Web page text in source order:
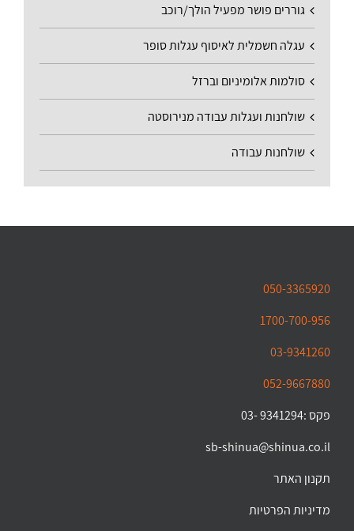
גוררים פושר מפעיל הולך/רוכב
עגלה חשמלית לאיסוף עגלות סופר
סולמות אלומיניום וברזל
שולחנות ועגלות עבודה מנירוסטה
שולחנות עבודה
050-3365920
1700-700-956
03-9341260
052-9667880
פקס :9341294 -03
sb-shinua@shinua.co.il
תקנון האתר
מדיניות הפרטיות